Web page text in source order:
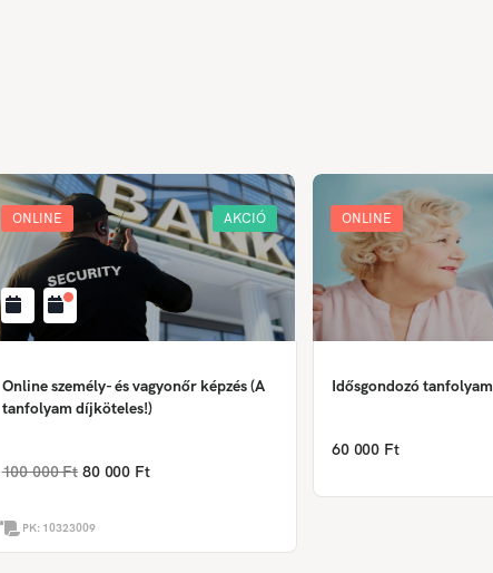
ONLINE AKCIÓ
Online személy- és vagyonőr képzés (A
tanfolyam díjköteles!)
100 000 Ft 80 000 Ft
PK: 10323009
ONLINE
Idősgondozó tanfolyam
60 000 Ft